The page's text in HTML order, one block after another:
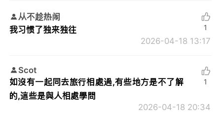
从不趁热闹
我习惯了独来独往
2026-04-18 13:17
1
Scot
如沒有一起同去旅行相處過,有些地方是不了解
的,這些是與人相處學問
2026-04-18 20:34
1